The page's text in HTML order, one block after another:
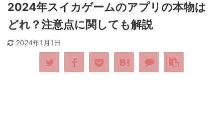
2024年スイカゲームのアプリの本物は
どれ？注意点に関しても解説
2024年1月1日